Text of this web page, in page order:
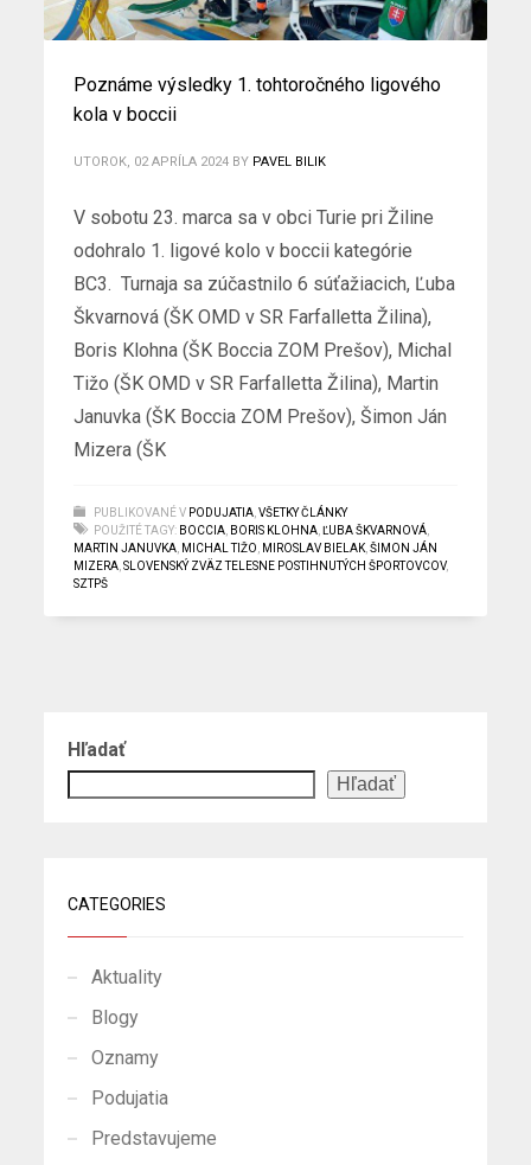
Poznáme výsledky 1. tohtoročného ligového
kola v boccii
UTOROK, 02 APRÍLA 2024 BY PAVEL BILIK
V sobotu 23. marca sa v obci Turie pri Žiline
odohralo 1. ligové kolo v boccii kategórie
BC3. Turnaja sa zúčastnilo 6 súťažiacich, Ľuba
Škvarnová (ŠK OMD v SR Farfalletta Žilina),
Boris Klohna (ŠK Boccia ZOM Prešov), Michal
Tižo (ŠK OMD v SR Farfalletta Žilina), Martin
Januvka (ŠK Boccia ZOM Prešov), Šimon Ján
Mizera (ŠK
PUBLIKOVANÉ V PODUJATIA ,VŠETKY ČLÁNKY
POUŽITÉ TAGY: BOCCIA BORIS KLOHNA ,ĽUBA ŠKVARNOVÁ
MARTIN JANUVKA MICHAL TIŽO MIROSLAV BIELAK ,ŠIMON JÁN
MIZERA ,SLOVENSKÝ ZVÄZ TELESNE POSTIHNUTÝCH ŠPORTOVCOV,
SZTPŠ
Hľadať
Hľadať
CATEGORIES
Aktuality
Blogy
Oznamy
Podujatia
Predstavujeme